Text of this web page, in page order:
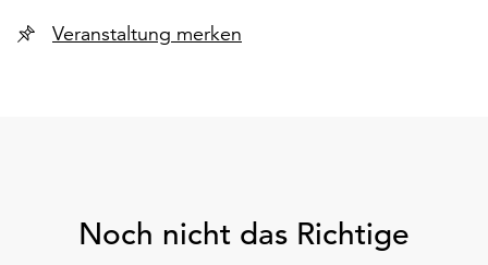
Veranstaltung merken
Noch nicht das Richtige